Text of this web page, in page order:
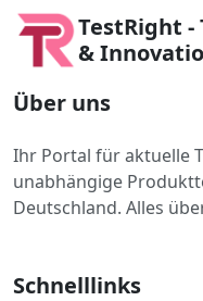
TestRight -
&
Über uns
Ihr Portal für aktuelle
unabhängige
Deutschland. Alles
Schnelllinks